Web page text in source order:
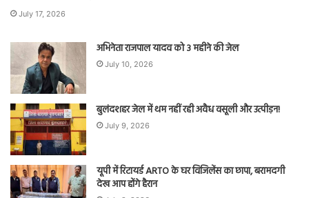
July 17, 2026
अभिनेता राजपाल यादव को 3 महीने की जेल
July 10, 2026
बुलंदशहर जेल में थम नहीं रही अवैध वसूली और उत्पीड़न!
July 9, 2026
यूपी में रिटायर्ड ARTO के घर विजिलेंस का छापा, बरामदगी
देख आप होंगे हैरान